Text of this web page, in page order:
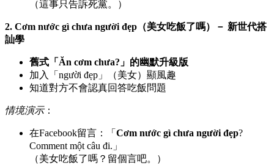
（這事只告訴死黨。）
2. Cơm nước gì chưa người đẹp（美女吃飯了嗎）－ 新世代搭
訕學
舊式「Ăn cơm chưa?」的幽默升級版
加入「người đẹp」（美女）顯風趣
知道對方不會認真回答吃飯問題
情境演示：
在Facebook留言：「 Cơm nước gì chưa người đẹp?
Comment một câu đi.」
（美女吃飯了嗎？留個言吧。）